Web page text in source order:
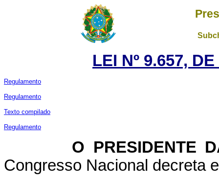
LEI Nº 9.657,
Regulamento
Regulamento
Texto compilado
Regulamento
O PRESIDENTE DA
Congresso Nacional decreta